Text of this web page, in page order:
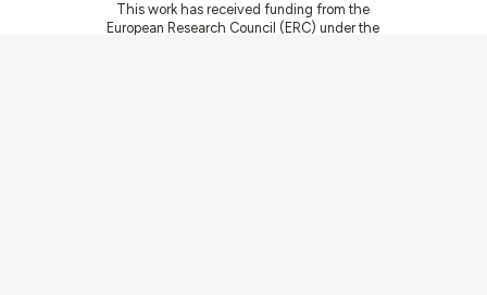
This work has received funding from the
European Research Council (ERC) under the